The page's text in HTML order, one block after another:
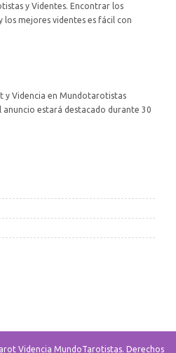
y Videntes. Encontrar los
mejores videntes es fácil con
y Videncia en Mundotarotistas
anuncio estará destacado durante 30
Videncia MundoTarotistas. Derechos